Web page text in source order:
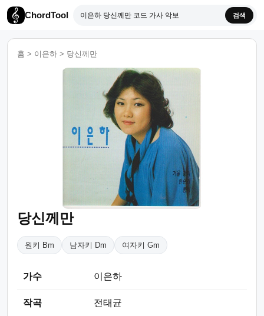
ChordTool 검색
홈 > 이은하 > 당신께만
당신께만
원키 Bm 남자키 Dm 여자키 Gm
가수 이은하
작곡 전태균